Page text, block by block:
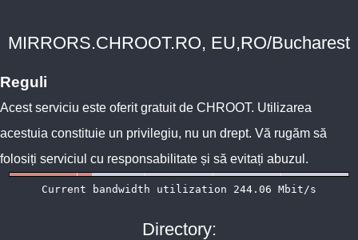
MIRRORS.CHROOT.RO, EU,RO/Bucharest
Reguli
Acest serviciu este oferit gratuit de CHROOT. Utilizarea
acestuia constituie un privilegiu, nu un drept. Vă rugăm să
folosiți serviciul cu responsabilitate și să evitați abuzul.
Directory: